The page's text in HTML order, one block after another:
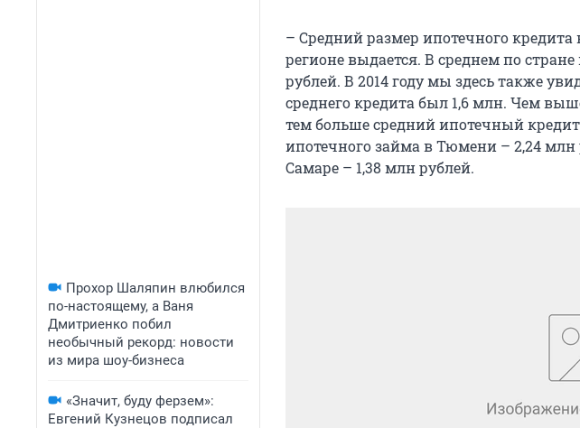
Прохор Шаляпин влюбился
по-настоящему, а Ваня
Дмитриенко побил
необычный рекорд: новости
из мира шоу-бизнеса
«Значит, буду ферзем»:
Евгений Кузнецов подписал
– Средний размер ипотечного
регионе выдается. В среднем по
рублей. В 2014 году мы здесь также
среднего кредита был 1,6 млн. Чем
тем больше средний ипотечный
ипотечного займа в Тюмени – 2,24 млн
Самаре – 1,38 млн рублей.